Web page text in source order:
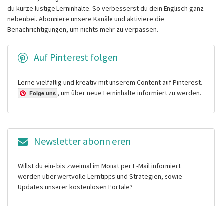
du kurze lustige Lerninhalte. So verbesserst du dein Englisch ganz
nebenbei. Abonniere unsere Kanäle und aktiviere die
Benachrichtigungen, um nichts mehr zu verpassen.
Auf Pinterest folgen
Lerne vielfältig und kreativ mit unserem Content auf Pinterest.
Folge uns , um über neue Lerninhalte informiert zu werden.
Newsletter abonnieren
Willst du ein- bis zweimal im Monat per E-Mail informiert
werden über wertvolle Lerntipps und Strategien, sowie
Updates unserer kostenlosen Portale?